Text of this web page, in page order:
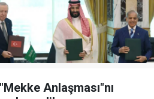
Anlaşması"nı